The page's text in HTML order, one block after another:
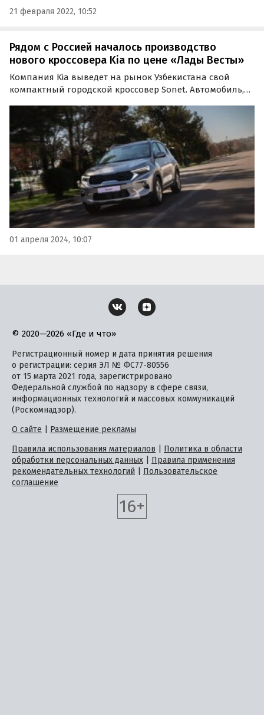
21 февраля 2022, 10:52
Рядом с Россией началось производство
нового кроссовера Kia по цене «Лады Весты»
Компания Kia выведет на рынок Узбекистана свой
компактный городской кроссовер Sonet. Автомобиль,
предприятии ADM Jizzakh в Джизаке,
предположительно, будет стоить от 200 млн сум или
около 1,5 млн рублей по…
01 апреля 2024, 10:07
© 2020—2026 «Где и что»
Регистрационный номер и дата принятия решения
о регистрации: серия ЭЛ № ФС77-80556
от 15 марта 2021 года, зарегистрировано
Федеральной службой по надзору в сфере связи,
информационных технологий и массовых коммуникаций
(Роскомнадзор).
О сайте
Размещение рекламы
Правила использования материалов
Политика в области
обработки персональных данных
Правила применения
рекомендательных технологий
Пользовательское
соглашение
16+